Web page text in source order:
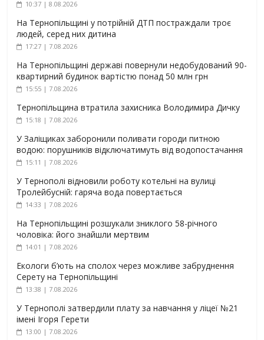
10:37 | 8.08.2026
На Тернопільщині у потрійній ДТП постраждали троє
людей, серед них дитина
17:27 | 7.08.2026
На Тернопільщині державі повернули недобудований 90-
квартирний будинок вартістю понад 50 млн грн
15:55 | 7.08.2026
Тернопільщина втратила захисника Володимира Дичку
15:18 | 7.08.2026
У Заліщиках заборонили поливати городи питною
водою: порушників відключатимуть від водопостачання
15:11 | 7.08.2026
У Тернополі відновили роботу котельні на вулиці
Тролейбусній: гаряча вода повертається
14:33 | 7.08.2026
На Тернопільщині розшукали зниклого 58-річного
чоловіка: його знайшли мертвим
14:01 | 7.08.2026
Екологи б’ють на сполох через можливе забруднення
Серету на Тернопільщині
13:38 | 7.08.2026
У Тернополі затвердили плату за навчання у ліцеї №21
імені Ігоря Герети
13:00 | 7.08.2026